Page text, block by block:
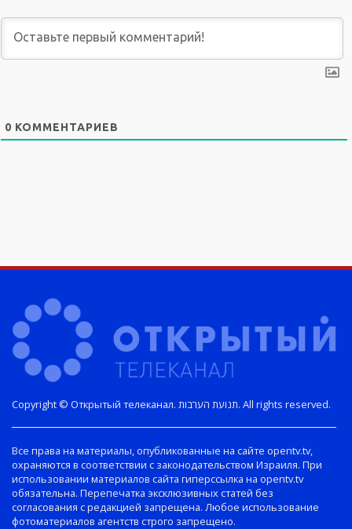
0 КОММЕНТАРИЕВ
Copyright © Открытый телеканал. תנועת הערבות. All rights reserved.
Все права на материалы, опубликованные на сайте opentv.tv,
охраняются в соответствии с законодательством Израиля. При
использовании материалов сайта гиперссылка на opentv.tv
обязательна. Перепечатка эксклюзивных статей без
согласования с редакцией запрещена. Любое использование
фотоматериалов агентств строго запрещено.